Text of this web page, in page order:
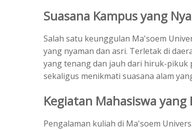
Suasana Kampus yang
Salah satu keunggulan Ma'soem
yang nyaman dan asri. Terletak di
yang tenang dan jauh dari hiruk-pikuk
sekaligus menikmati suasana alam
Kegiatan Mahasiswa
Pengalaman kuliah di Ma'soem